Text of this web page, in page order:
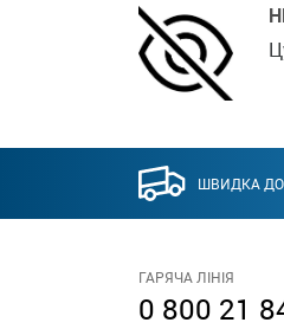
ШВИДКА
ГАРЯЧА ЛІНІЯ
0 800 21